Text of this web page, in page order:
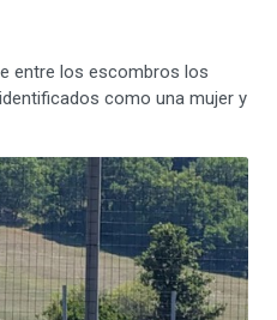
entre los escombros los
como una mujer y